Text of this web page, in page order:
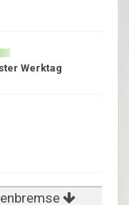
Werktag